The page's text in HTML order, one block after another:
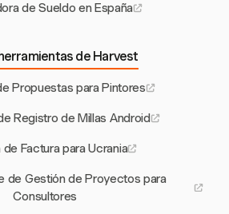
de Sueldo en España
de Harvest
Propuestas para Pintores
Registro de Millas Android
de Factura para Ucrania
de Gestión de Proyectos para
Consultores